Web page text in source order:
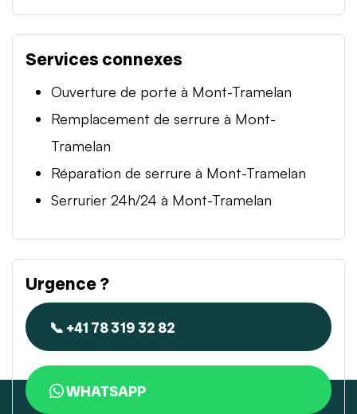
Services connexes
Ouverture de porte à Mont-Tramelan
Remplacement de serrure à Mont-
Tramelan
Réparation de serrure à Mont-Tramelan
Serrurier 24h/24 à Mont-Tramelan
Urgence ?
📞 +41 78 319 32 82
WHATSAPP